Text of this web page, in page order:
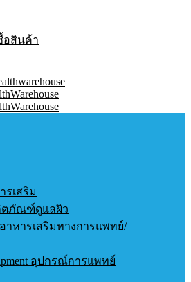
อสินค้า
รเสริม
ลิตภัณฑ์ดูแลผิว
อาหารเสริมทางการแพทย์/
อุปกรณ์การแพทย์